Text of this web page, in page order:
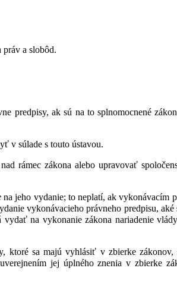
a slobôd.
predpisy, ak sú na to splnomocnené
v súlade s touto ústavou.
rámec zákona alebo upravovať
na jeho vydanie; to neplatí, ak vykonávacím
vykonávacieho právneho predpisu,
na vykonanie zákona nariadenie
ktoré sa majú vyhlásiť v zbierke zákonov,
jej úplného znenia v zbierke